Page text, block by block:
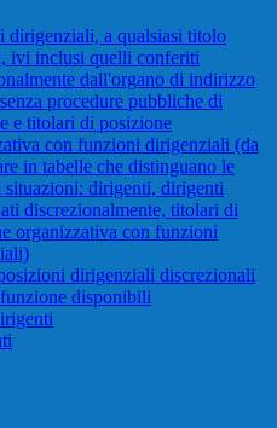
dirigenziali, a qualsiasi titolo
ivi inclusi quelli conferiti
dall'organo di indirizzo
procedure pubbliche di
e titolari di posizione
con funzioni dirigenziali (da
in tabelle che distinguano le
situazioni: dirigenti, dirigenti
discrezionalmente, titolari di
organizzativa con funzioni
dirigenziali discrezionali
disponibili